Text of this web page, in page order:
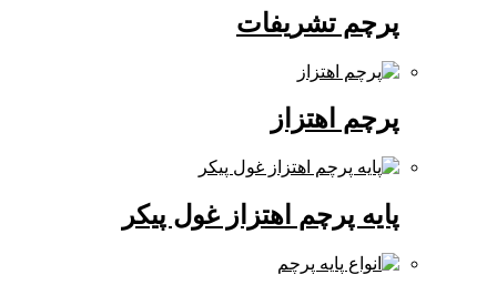
پرچم تشریفات
پرچم اهتزاز
پایه پرچم اهتزاز غول پیکر